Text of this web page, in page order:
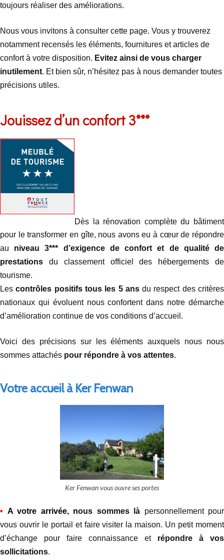
toujours réaliser des améliorations.
Nous vous invitons à consulter cette page. Vous y trouverez
notamment recensés les éléments, fournitures et articles de
confort à votre disposition. Evitez ainsi de vous charger
inutilement. Et bien sûr, n’hésitez pas à nous demander toutes
précisions utiles.
Jouissez d’un confort 3***
Dès la rénovation complète du bâtiment
pour le transformer en gîte, nous avons eu à cœur de répondre
au niveau 3*** d’exigence de confort et de qualité de
prestations du classement officiel des hébergements de
tourisme.
Lescontrôles positifs tous les 5 ansdu respect des critères
nationaux qui évoluent nous confortent dans notre démarche
d’amélioration continue de vos conditions d’accueil.
Voici des précisions sur les éléments auxquels nous nous
sommes attachés pour répondre à vos attentes.
Votre accueil à Ker Fenwan
Ker Fenwan vous ouvre ses portes
• A votre arrivée, nous sommes là personnellement pour
vous ouvrir le portail et faire visiter la maison. Un petit moment
d’échange pour faire connaissance et répondre à vos
sollicitations.